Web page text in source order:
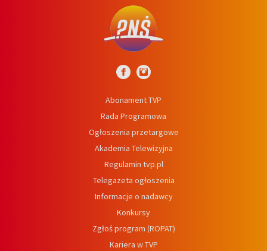
Abonament TVP
Rada Programowa
Ogłoszenia przetargowe
Akademia Telewizyjna
Regulamin tvp.pl
Telegazeta ogłoszenia
Informacje o nadawcy
Konkursy
Zgłoś program (ROPAT)
Kariera w TVP